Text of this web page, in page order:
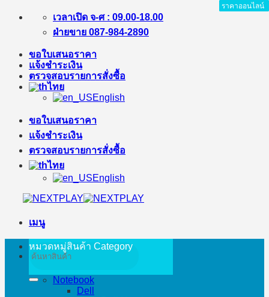
ข้าม
เนื้อหา
เวลาเปิด จ-ศ : 09.00-18.00
ฝ่ายขาย 087-984-2890
ขอใบเสนอราคา
แจ้งชำระเงิน
ตรวจสอบรายการสั่งซื้อ
ไทย
English
ขอใบเสนอราคา
แจ้งชำระเงิน
ตรวจสอบรายการสั่งซื้อ
ไทย
English
เมนู
ค้นหา:
หมวดหมู่สินค้า Category
Notebook
Dell
ราคาออนไลน์
ราคาออนไลน์
ราคาออนไลน์
ราคาออนไลน์
ราคาออนไลน์
ราคาออนไลน์